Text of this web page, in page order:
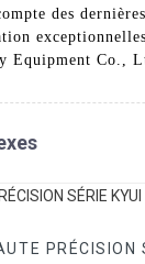
des
Equipment Co.,
PRÉCISION